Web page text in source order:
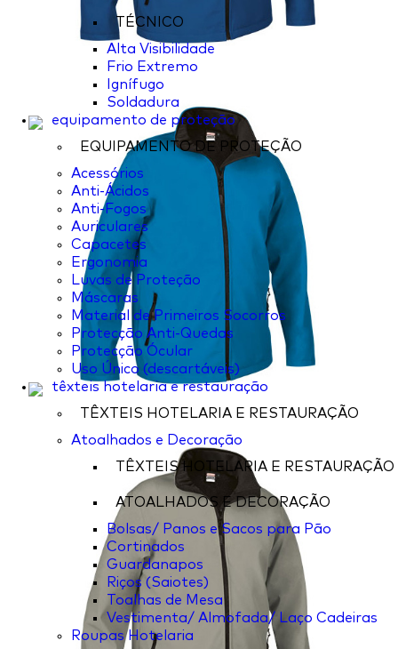
TÉCNICO
Alta Visibilidade
Frio Extremo
Ignífugo
Soldadura
equipamento de proteção
EQUIPAMENTO DE PROTEÇÃO
Acessórios
Anti-Ácidos
Anti-Fogos
Auriculares
Capacetes
Ergonomia
Luvas de Proteção
Máscaras
Material de Primeiros Socorros
Protecção Anti-Quedas
Protecção Ócular
Uso Único (descartáveis)
têxteis hotelaria e restauração
TÊXTEIS HOTELARIA E RESTAURAÇÃO
Atoalhados e Decoração
TÊXTEIS HOTELARIA E RESTAURAÇÃO
ATOALHADOS E DECORAÇÃO
Bolsas/ Panos e Sacos para Pão
Cortinados
Guardanapos
Riços (Saiotes)
Toalhas de Mesa
Vestimenta/ Almofada/ Laço Cadeiras
Roupas Hotelaria